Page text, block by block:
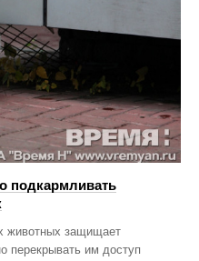
подкармливать
животных защищает
перекрывать им доступ